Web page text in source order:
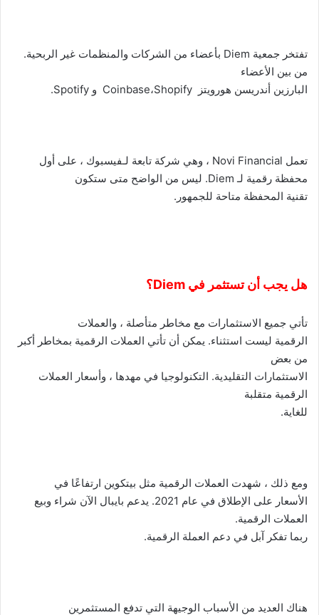
تفتخر جمعية Diem بأعضاء من الشركات والمنظمات غير الربحية.
من بين الأعضاء
البارزين أندريسن هورويتز
Shopify،Coinbase و Spotify
.
تعمل Novi Financial ، وهي شركة تابعة لـفيسبوك ، على أول
محفظة رقمية لـ Diem. ليس من الواضح متى ستكون
تقنية المحفظة متاحة للجمهور.
هل يجب أن تستثمر في Diem؟
تأتي جميع الاستثمارات مع مخاطر متأصلة ، والعملات
الرقمية ليست استثناء. يمكن أن تأتي العملات الرقمية بمخاطر أكبر
من بعض
الاستثمارات التقليدية. التكنولوجيا في مهدها ، وأسعار العملات
الرقمية متقلبة
للغاية.
ومع ذلك ، شهدت العملات الرقمية مثل بيتكوين ارتفاعًا في
الأسعار على الإطلاق في عام 2021. يدعم بايبال الآن شراء وبيع
العملات الرقمية.
ربما تفكر آبل في دعم العملة الرقمية.
هناك العديد من الأسباب الوجيهة التي تدفع المستثمرين